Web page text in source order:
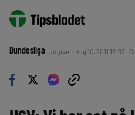
Bundesliga Udgivet: maj 10, 2011 12:52 |